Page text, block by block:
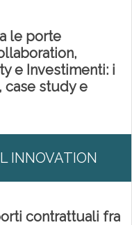
le porte
e Investimenti: i
case study e
INNOVATION
contrattuali fra